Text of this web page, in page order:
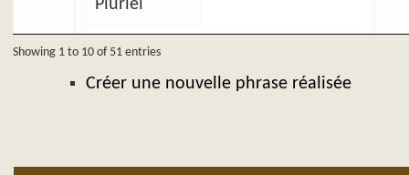
Pluriel
Showing 1 to 10 of 51 entries
Créer une nouvelle phrase réalisée